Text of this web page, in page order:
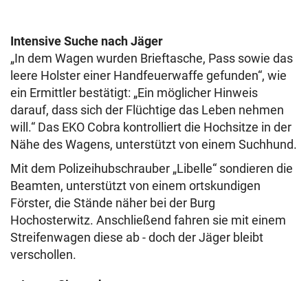
Intensive Suche nach Jäger
„In dem Wagen wurden Brieftasche, Pass sowie das
leere Holster einer Handfeuerwaffe gefunden“, wie
ein Ermittler bestätigt: „Ein möglicher Hinweis
darauf, dass sich der Flüchtige das Leben nehmen
will.“ Das EKO Cobra kontrolliert die Hochsitze in der
Nähe des Wagens, unterstützt von einem Suchhund.
Mit dem Polizeihubschrauber „Libelle“ sondieren die
Beamten, unterstützt von einem ortskundigen
Förster, die Stände näher bei der Burg
Hochosterwitz. Anschließend fahren sie mit einem
Streifenwagen diese ab - doch der Jäger bleibt
verschollen.